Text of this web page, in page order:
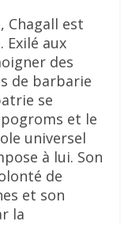
Chagall est
aux
des
de barbarie
se
et le
universel
à lui. Son
de
et son
la